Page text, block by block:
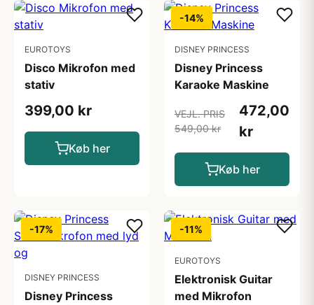
EUROTOYS
Disco Mikrofon med
stativ
399,00 kr
Køb her
-14%
DISNEY PRINCESS
Disney Princess
Karaoke Maskine
VEJL. PRIS
549,00 kr
472,00
kr
Køb her
-17%
DISNEY PRINCESS
Disney Princess
-11%
EUROTOYS
Elektronisk Guitar
med Mikrofon